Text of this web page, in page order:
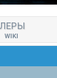
WIKI